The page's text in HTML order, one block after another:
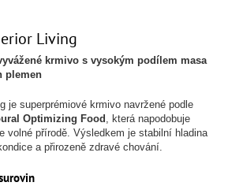
Living
krmivo s vysokým podílem masa
plemen
je superprémiové krmivo navržené podle
Optimizing Food , která napodobuje
volné přírodě. Výsledkem je stabilní hladina
a přirozeně zdravé chování.